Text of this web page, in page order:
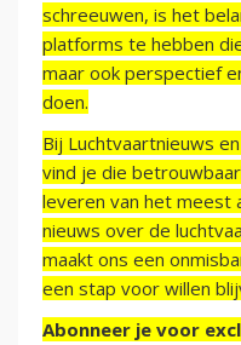
schreeuwen, is het
platforms te hebben
maar ook perspectief
doen.
Bij Luchtvaartnieuws
vind je die
leveren van het meest
nieuws over de
maakt ons een
een stap voor willen
Abonneer je voor